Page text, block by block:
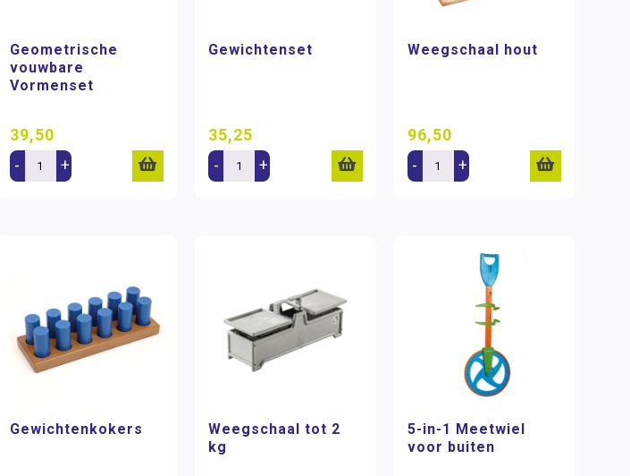
Geometrische
vouwbare
Vormenset
39,50
- +
Gewichtenset
35,25
- +
Weegschaal hout
96,50
- +
Gewichtenkokers
Weegschaal tot 2
kg
5-in-1 Meetwiel
voor buiten